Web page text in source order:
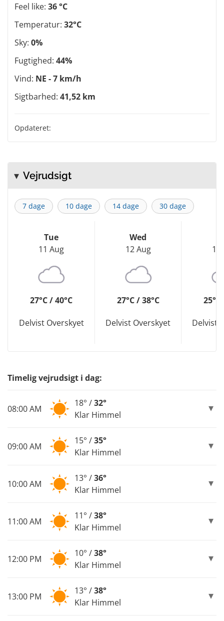
Feel like: 36 °C
Temperatur: 32°C
Sky: 0%
Fugtighed: 44%
Vind: NE - 7 km/h
Sigtbarhed: 41,52 km
Opdateret:
Vejrudsigt
7 dage 10 dage 14 dage 30 dage
Tue
11 Aug
27°C / 40°C
Delvist Overskyet
Wed
12 Aug
27°C / 38°C
Delvist Overskyet
13
25°C
Delvist
Timelig vejrudsigt i dag:
08:00 AM
18° /32°
Klar Himmel
09:00 AM
15° /35°
Klar Himmel
10:00 AM
13° /36°
Klar Himmel
11:00 AM
11° /38°
Klar Himmel
12:00 PM
10° /38°
Klar Himmel
13:00 PM
13° /38°
Klar Himmel